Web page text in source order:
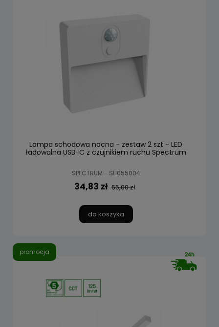
Lampa schodowa nocna - zestaw 2 szt - LED
ładowalna USB-C z czujnikiem ruchu Spectrum
SPECTRUM - SLI055004
34,83 zł 65,00 zł
do koszyka
promocja